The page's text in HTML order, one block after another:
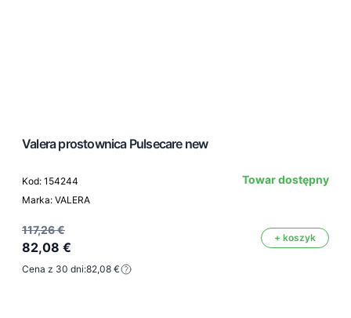
Valera prostownica Pulsecare new
Kod: 154244
Marka: VALERA
Towar dostępny
117,26 €
82,08 €
+ koszyk
Cena z 30 dni:82,08 €